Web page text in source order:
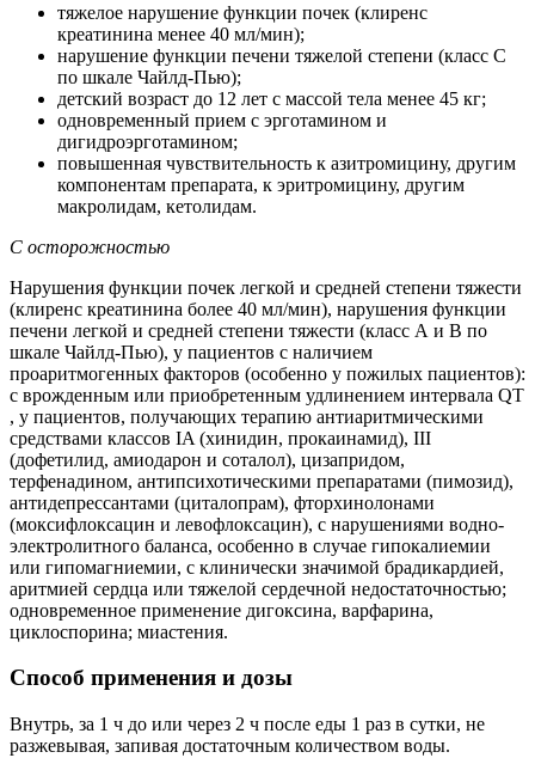
тяжелое нарушение функции почек (клиренс
креатинина менее 40 мл/мин);
нарушение функции печени тяжелой степени (класс С
по шкале Чайлд-Пью);
детский возраст до 12 лет с массой тела менее 45 кг;
одновременный прием с эрготамином и
дигидроэрготамином;
повышенная чувствительность к азитромицину, другим
компонентам препарата, к эритромицину, другим
макролидам, кетолидам.
С осторожностью
Нарушения функции почек легкой и средней степени тяжести
(клиренс креатинина более 40 мл/мин), нарушения функции
печени легкой и средней степени тяжести (класс А и В по
шкале Чайлд-Пью), у пациентов с наличием
проаритмогенных факторов (особенно у пожилых пациентов):
с врожденным или приобретенным удлинением интервала QT
, у пациентов, получающих терапию антиаритмическими
средствами классов IA (хинидин, прокаинамид), III
(дофетилид, амиодарон и соталол), цизапридом,
терфенадином, антипсихотическими препаратами (пимозид),
антидепрессантами (циталопрам), фторхинолонами
(моксифлоксацин и левофлоксацин), с нарушениями водно-
электролитного баланса, особенно в случае гипокалиемии
или гипомагниемии, с клинически значимой брадикардией,
аритмией сердца или тяжелой сердечной недостаточностью;
одновременное применение дигоксина, варфарина,
циклоспорина; миастения.
Способ применения и дозы
Внутрь, за 1 ч до или через 2 ч после еды 1 раз в сутки, не
разжевывая, запивая достаточным количеством воды.